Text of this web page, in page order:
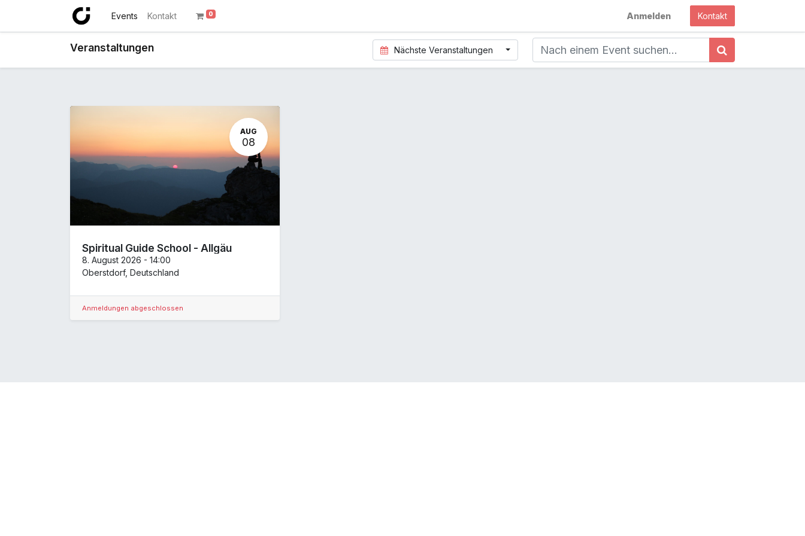
Events Kontakt 0 Anmelden Kontakt
Veranstaltungen Nächste Veranstaltungen
AUG
08
Spiritual Guide School - Allgäu
8. August 2026 - 14:00
Oberstdorf, Deutschland
Anmeldungen abgeschlossen